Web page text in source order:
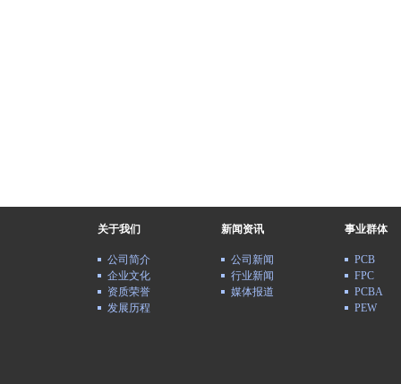
关于我们
公司简介
企业文化
资质荣誉
发展历程
新闻资讯
公司新闻
行业新闻
媒体报道
事业群体
PCB
FPC
PCBA
PEW